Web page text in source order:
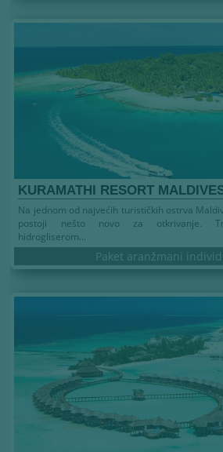
KURAMATHI RESORT
Na jednom od najvećih turističkih ostrva
postoji nešto novo za otkrivanje.
hidrogliserom...
Paket aranžmani